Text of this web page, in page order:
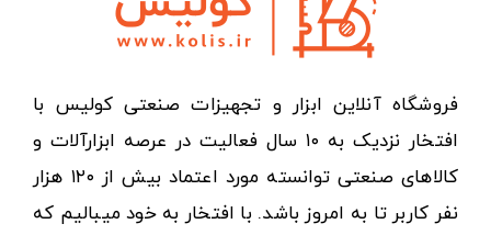
فروشگاه آنلاین ابزار و تجهیزات صنعتی کولیس با
افتخار نزدیک به ۱۰ سال فعالیت در عرصه ابزارآلات و
کالاهای صنعتی توانسته مورد اعتماد بیش از ۱۲۰ هزار
نفر کاربر تا به امروز باشد. با افتخار به خود میبالیم که